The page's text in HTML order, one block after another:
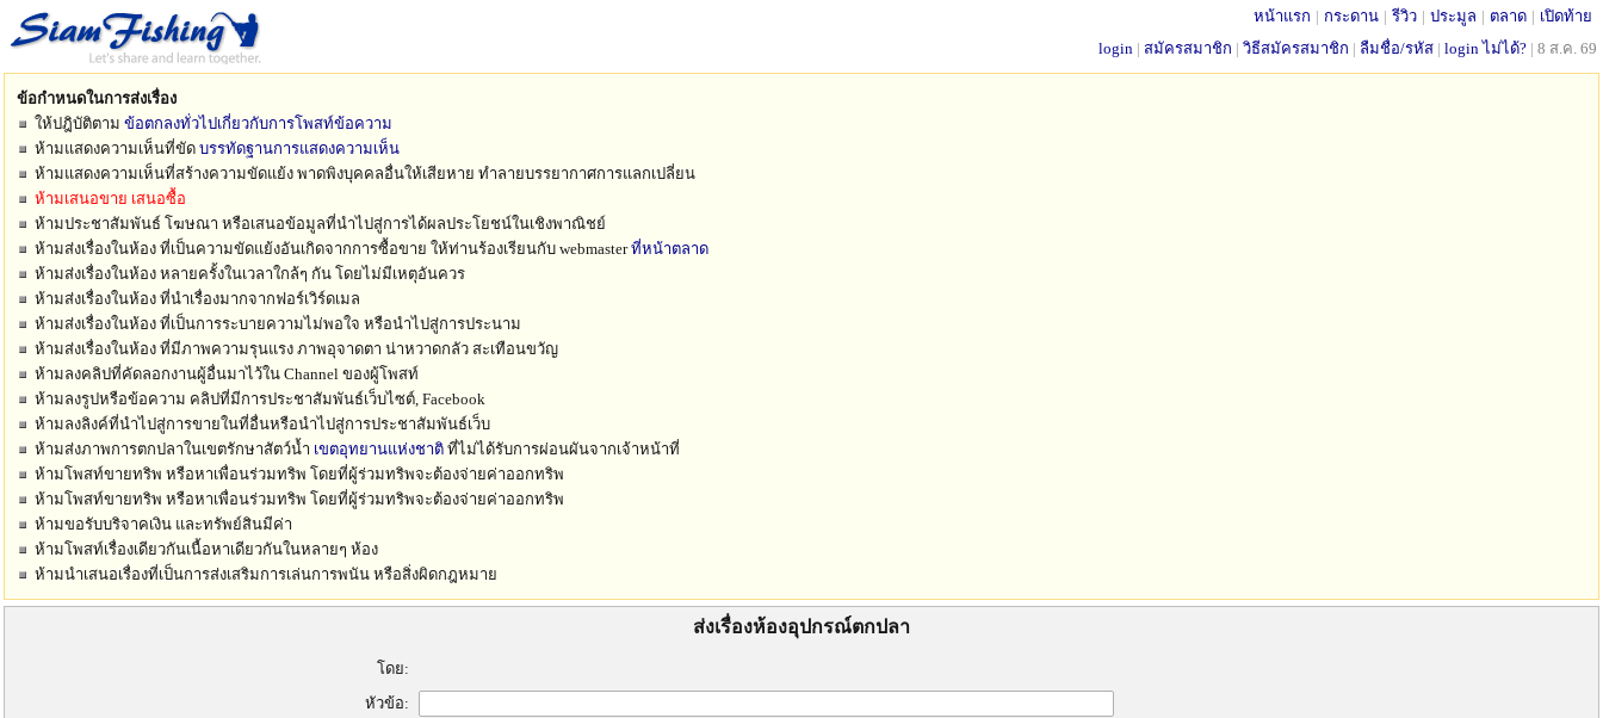
หน้าแรก | กระดาน | รีวิว | ประมูล | ตลาด | เปิดท้าย
login | สมัครสมาชิก | วิธีสมัครสมาชิก | ลืมชื่อ/รหัส | login ไม่ได้? | 8 ส.ค. 69
ข้อกำหนดในการส่งเรื่อง
ให้ปฎิบัติตาม ข้อตกลงทั่วไปเกี่ยวกับการโพสท์ข้อความ
ห้ามแสดงความเห็นที่ขัด บรรทัดฐานการแสดงความเห็น
ห้ามแสดงความเห็นที่สร้างความขัดแย้ง พาดพิงบุคคลอื่นให้เสียหาย ทำลายบรรยากาศการแลกเปลี่ยน
ห้ามเสนอขาย เสนอซื้อ
ห้ามประชาสัมพันธ์ โฆษณา หรือเสนอข้อมูลที่นำไปสู่การได้ผลประโยชน์ในเชิงพาณิชย์
ห้ามส่งเรื่องในห้อง ที่เป็นความขัดแย้งอันเกิดจากการซื้อขาย ให้ท่านร้องเรียนกับ webmasterที่หน้าตลาด
ห้ามส่งเรื่องในห้อง หลายครั้งในเวลาใกล้ๆ กัน โดยไม่มีเหตุอันควร
ห้ามส่งเรื่องในห้อง ที่นำเรื่องมากจากฟอร์เวิร์ดเมล
ห้ามส่งเรื่องในห้อง ที่เป็นการระบายความไม่พอใจ หรือนำไปสู่การประนาม
ห้ามส่งเรื่องในห้อง ที่มีภาพความรุนแรง ภาพอุจาดตา น่าหวาดกลัว สะเทือนขวัญ
ห้ามลงคลิปที่คัดลอกงานผู้อื่นมาไว้ใน Channel ของผู้โพสท์
ห้ามลงรูปหรือข้อความ คลิปที่มีการประชาสัมพันธ์เว็บไซต์, Facebook
ห้ามลงลิงค์ที่นำไปสู่การขายในที่อื่นหรือนำไปสู่การประชาสัมพันธ์เว็บ
ห้ามส่งภาพการตกปลาในเขตรักษาสัตว์น้ำ เขตอุทยานแห่งชาติ ที่ไม่ได้รับการผ่อนผันจากเจ้าหน้าที่
ห้ามโพสท์ขายทริพ หรือหาเพื่อนร่วมทริพ โดยที่ผู้ร่วมทริพจะต้องจ่ายค่าออกทริพ
ห้ามโพสท์ขายทริพ หรือหาเพื่อนร่วมทริพ โดยที่ผู้ร่วมทริพจะต้องจ่ายค่าออกทริพ
ห้ามขอรับบริจาคเงิน และทรัพย์สินมีค่า
ห้ามโพสท์เรื่องเดียวกันเนื้อหาเดียวกันในหลายๆ ห้อง
ห้ามนำเสนอเรื่องที่เป็นการส่งเสริมการเล่นการพนัน หรือสิ่งผิดกฎหมาย
ส่งเรื่องห้องอุปกรณ์ตกปลา
โดย:
หัวข้อ: